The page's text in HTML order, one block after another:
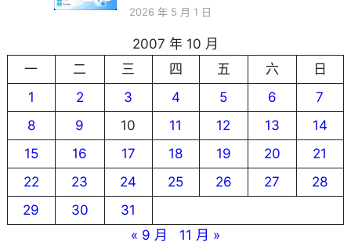
2026 年 5 月 1 日
2007 年 10 月
一
二 三 四 五 六
日
1
2 3 4 5 6
7
8
9 10 11 12 13
14
15
16 17 18 19 20
21
22
23 24 25 26 27
28
29
30
31
« 9 月
11 月 »